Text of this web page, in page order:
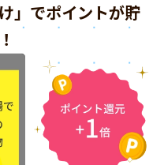
」でポイントが貯